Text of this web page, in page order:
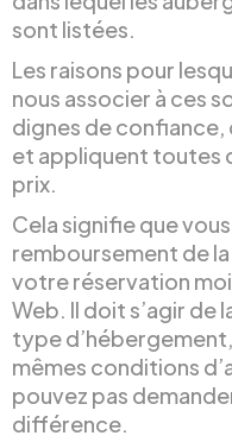
sont listées.
Les raisons pour
nous associer à ces
dignes de
et appliquent toutes
prix.
Cela signifie que
remboursement de
votre réservation
Web. Il doit s’agir de
type
mêmes conditions
pouvez pas
différence.